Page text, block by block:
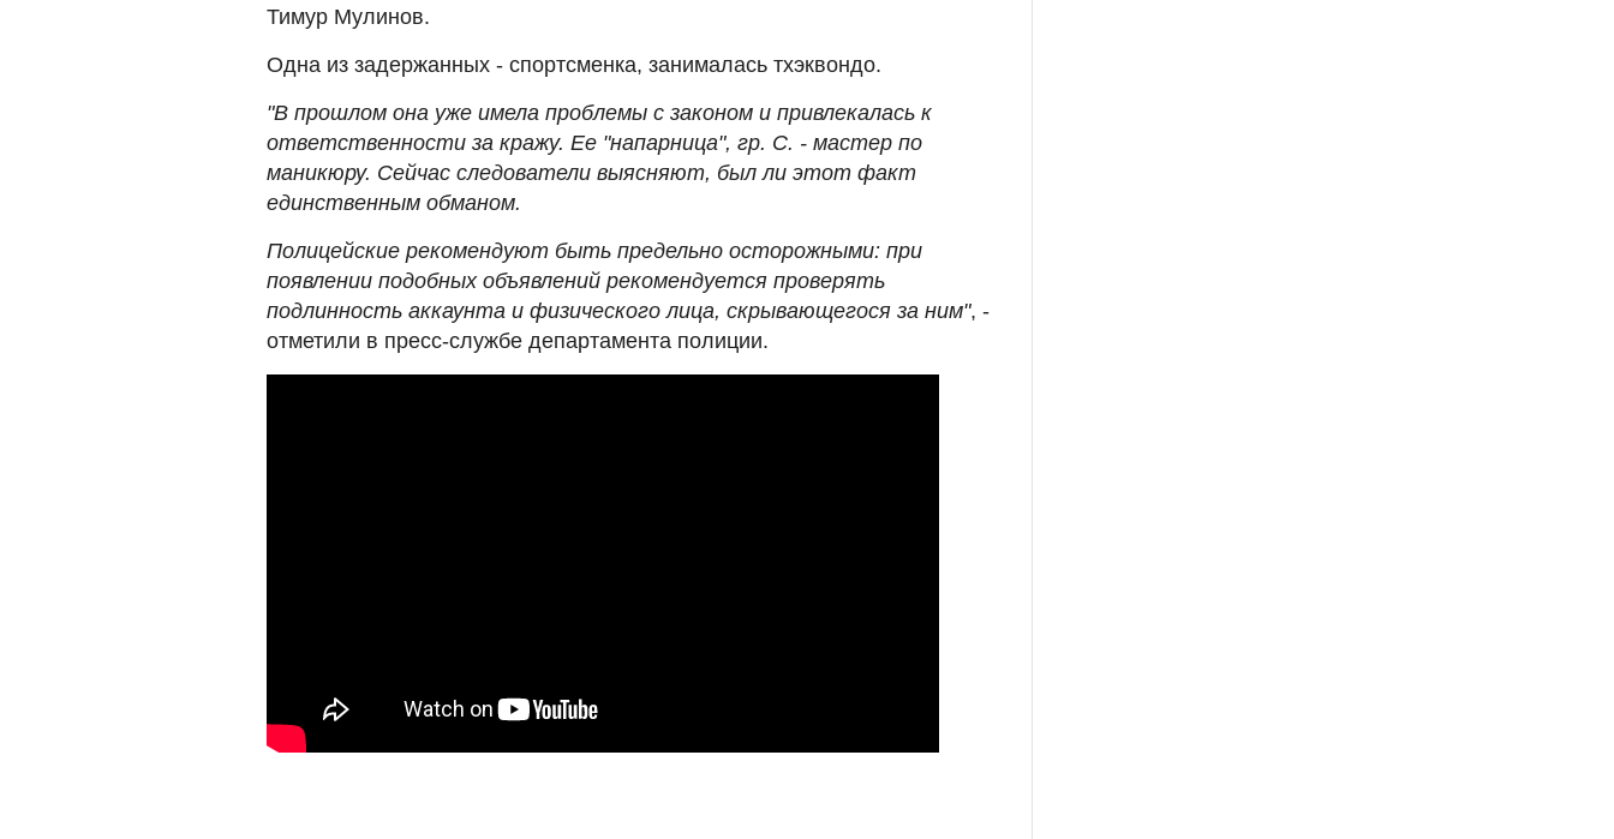
Тимур Мулинов.
Одна из задержанных - спортсменка, занималась тхэквондо.
"В прошлом она уже имела проблемы с законом и привлекалась к
ответственности за кражу. Ее "напарница", гр. С. - мастер по
маникюру. Сейчас следователи выясняют, был ли этот факт
единственным обманом.
Полицейские рекомендуют быть предельно осторожными: при
появлении подобных объявлений рекомендуется проверять
подлинность аккаунта и физического лица, скрывающегося за ним", -
отметили в пресс-службе департамента полиции.